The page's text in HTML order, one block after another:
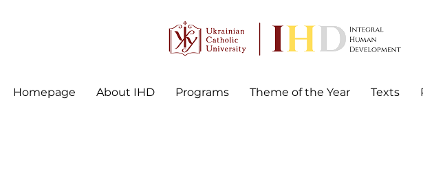
Homepage About IHD Programs Theme of the Year Texts